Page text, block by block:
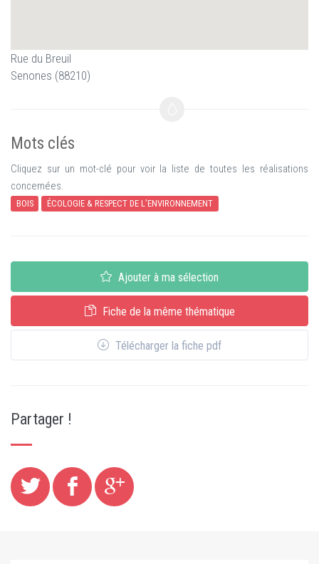
Rue du Breuil
Senones (88210)
Mots clés
Cliquez sur un mot-clé pour voir la liste de toutes les réalisations
concernées.
BOIS ÉCOLOGIE & RESPECT DE L’ENVIRONNEMENT
Ajouter à ma sélection
Fiche de la même thématique
Télécharger la fiche pdf
Partager !